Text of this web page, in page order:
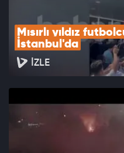
Mısırlı yıldız
İstanbul'da
İZLE